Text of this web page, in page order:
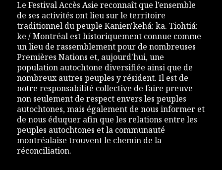
Le Festival Accès Asie reconnaît que l’ensemble
de ses activités ont lieu sur le territoire
traditionnel du peuple Kanien'kehá: ka. Tiohtiá:
ke / Montréal est historiquement connue comme
un lieu de rassemblement pour de nombreuses
Premières Nations et, aujourd'hui, une
population autochtone diversifiée ainsi que de
nombreux autres peuples y résident. Il est de
notre responsabilité collective de faire preuve
non seulement de respect envers les peuples
autochtones, mais également de nous informer et
de nous éduquer afin que les relations entre les
peuples autochtones et la communauté
montréalaise trouvent le chemin de la
réconciliation.